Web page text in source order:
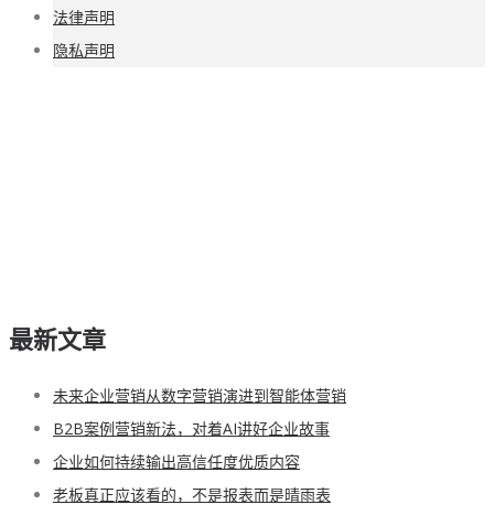
法律声明
隐私声明
最新文章
未来企业营销从数字营销演进到智能体营销
B2B案例营销新法，对着AI讲好企业故事
企业如何持续输出高信任度优质内容
老板真正应该看的，不是报表而是晴雨表